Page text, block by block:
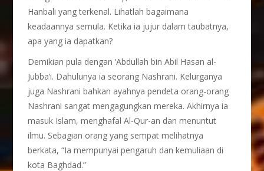
Hanbali yang terkenal. Lihatlah bagaimana
keadaannya semula. Ketika ia jujur dalam taubatnya,
apa yang ia dapatkan?
Demikian pula dengan ‘Abdullah bin Abil Hasan al-
Jubba’i. Dahulunya ia seorang Nashrani. Kelurganya
juga Nashrani bahkan ayahnya pendeta orang-orang
Nashrani sangat mengagungkan mereka. Akhirnya ia
masuk Islam, menghafal Al-Qur-an dan menuntut
ilmu. Sebagian orang yang sempat melihatnya
berkata, “Ia mempunyai pengaruh dan kemuliaan di
kota Baghdad.”